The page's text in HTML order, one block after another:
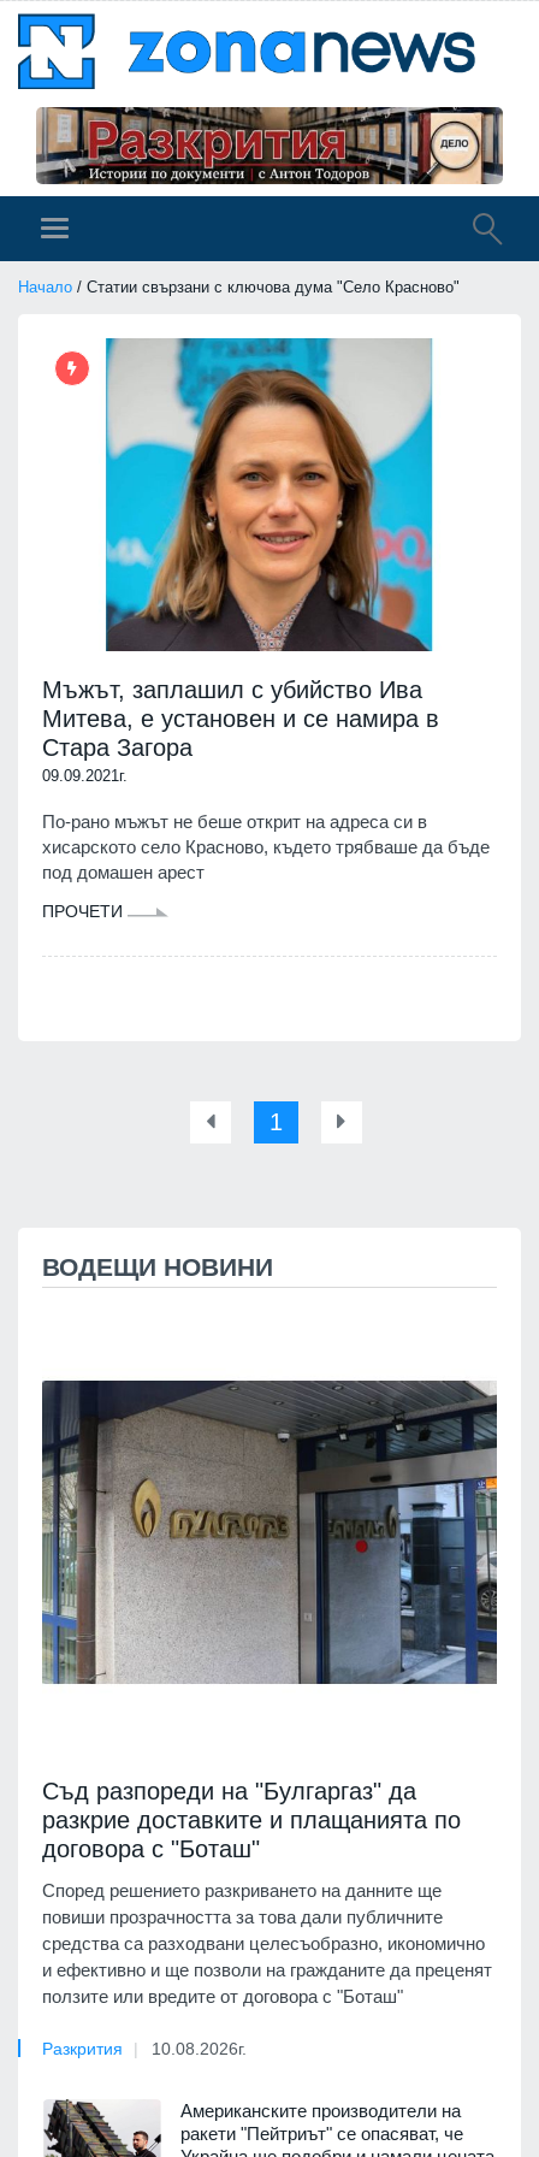
Начало / Статии свързани с ключова дума "Село Красново"
Мъжът, заплашил с убийство Ива
Митева, е установен и се намира в
Стара Загора
09.09.2021г.
По-рано мъжът не беше открит на адреса си в
хисарското село Красново, където трябваше да бъде
под домашен арест
ПРОЧЕТИ
1
ВОДЕЩИ НОВИНИ
Съд разпореди на "Булгаргаз" да
разкрие доставките и плащанията по
договора с "Боташ"
Според решението разкриването на данните ще
повиши прозрачността за това дали публичните
средства са разходвани целесъобразно, икономично
и ефективно и ще позволи на гражданите да преценят
ползите или вредите от договора с "Боташ"
Разкрития 10.08.2026г.
Американските производители на
ракети "Пейтриът" се опасяват, че